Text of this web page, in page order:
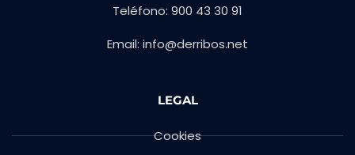
Teléfono: 900 43 30 91
Email: info@derribos.net
LEGAL
Cookies